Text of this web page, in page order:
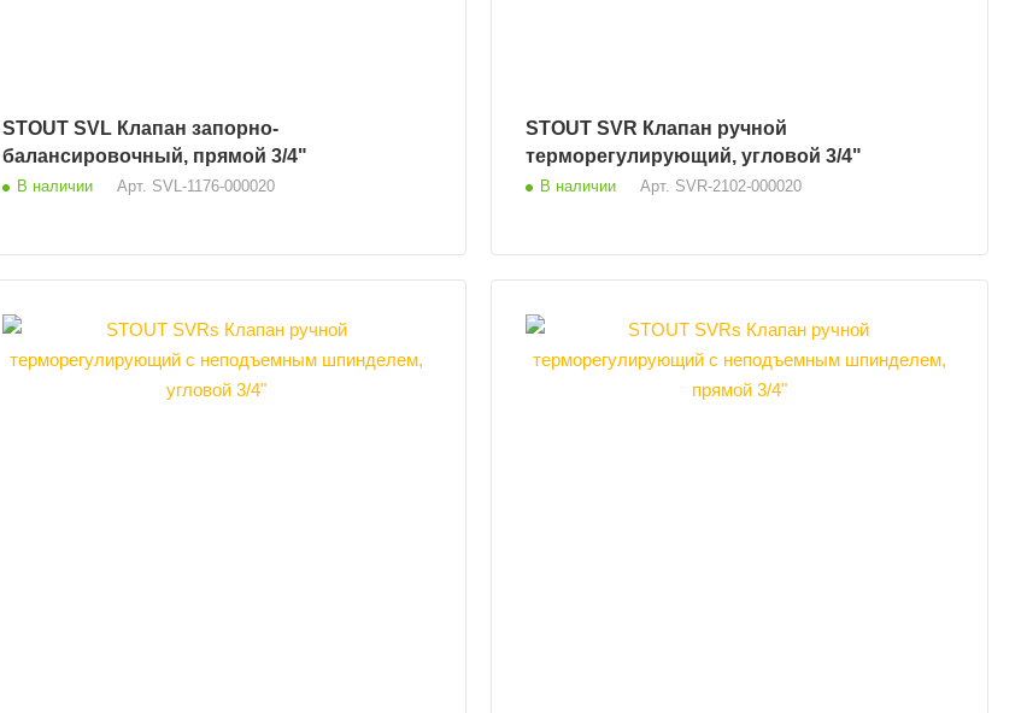
STOUT SVL Клапан запорно-
балансировочный, прямой 3/4"
В наличии Арт. SVL-1176-000020
STOUT SVR Клапан ручной
терморегулирующий, угловой 3/4"
В наличии Арт. SVR-2102-000020